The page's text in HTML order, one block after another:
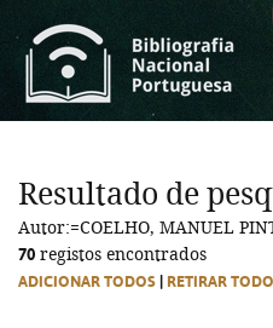
Resultado de
Autor:=COELHO, MANUEL
70 registos encontrados
ADICIONAR TODOS RETIRAR